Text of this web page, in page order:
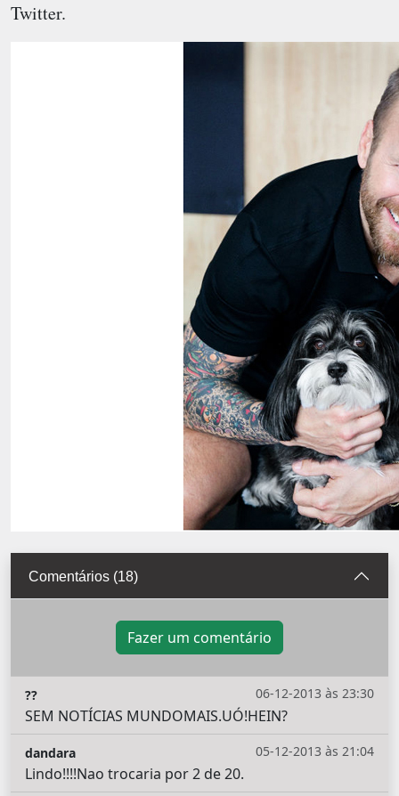
Twitter.
Comentários (18)
Fazer um comentário
06-12-2013 às 23:30
??
SEM NOTÍCIAS MUNDOMAIS.UÓ!HEIN?
05-12-2013 às 21:04
dandara
Lindo!!!!Nao trocaria por 2 de 20.